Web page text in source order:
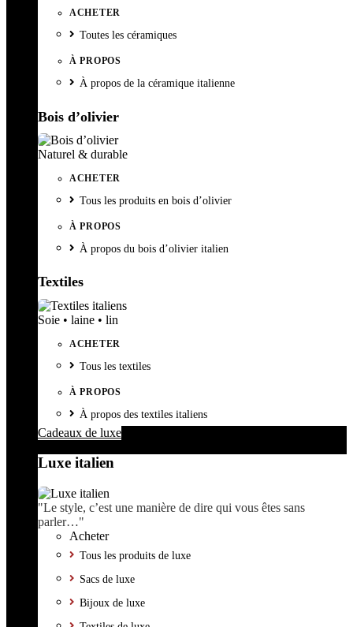
ACHETER
Toutes les céramiques
À PROPOS
À propos de la céramique italienne
Bois d’olivier
Naturel & durable
ACHETER
Tous les produits en bois d’olivier
À PROPOS
À propos du bois d’olivier italien
Textiles
Soie • laine • lin
ACHETER
Tous les textiles
À PROPOS
À propos des textiles italiens
Cadeaux de luxe
Luxe italien
"Le style, c’est une manière de dire qui vous êtes sans
parler…"
Acheter
Tous les produits de luxe
Sacs de luxe
Bijoux de luxe